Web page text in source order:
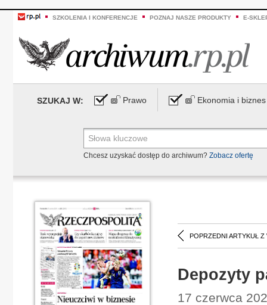
SZKOLENIA I KONFERENCJE POZNAJ NASZE PRODUKTY E-
SZUKAJ W: Prawo Ekonomia i biznes
Chcesz uzyskać dostęp do archiwum? Zobacz ofertę
POPRZEDNI ARTYKUŁ Z
Depozyty
17 czerwca